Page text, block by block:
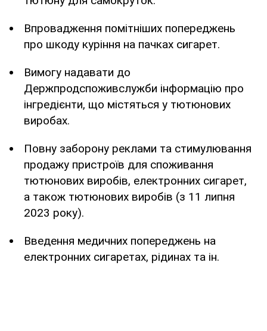
Впровадження помітніших попереджень
про шкоду куріння на пачках сигарет.
Вимогу надавати до
Держпродспоживслужби інформацію про
інгредієнти, що містяться у тютюнових
виробах.
Повну заборону реклами та стимулювання
продажу пристроїв для споживання
тютюнових виробів, електронних сигарет,
а також тютюнових виробів (з 11 липня
2023 року).
Введення медичних попереджень на
електронних сигаретах, рідинах та ін.